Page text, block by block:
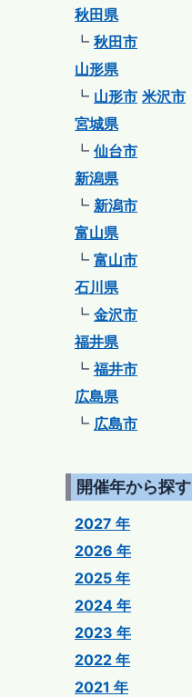
秋田県
秋田市
山形県
山形市 米沢市
宮城県
仙台市
新潟県
新潟市
富山県
富山市
石川県
金沢市
福井県
福井市
広島県
広島市
開催年から探す
2027 年
2026 年
2025 年
2024 年
2023 年
2022 年
2021 年